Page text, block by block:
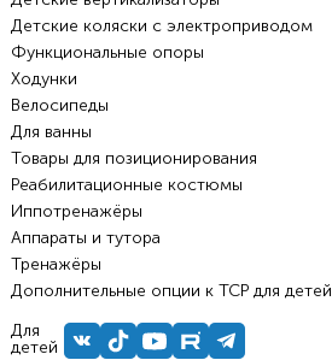
Детские коляски с электроприводом
Функциональные опоры
Ходунки
Велосипеды
Для ванны
Товары для позиционирования
Реабилитационные костюмы
Иппотренажёры
Аппараты и тутора
Тренажёры
Дополнительные опции к ТСР для детей
Для
детей